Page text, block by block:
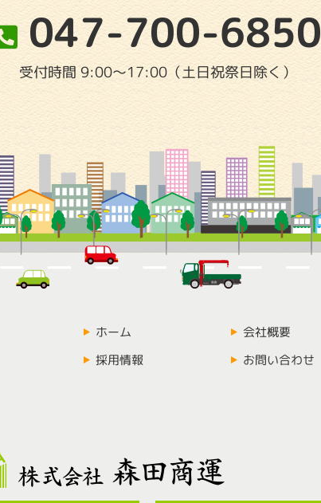
047-700-6850
受付時間 9:00〜17:00（土日祝祭日除く）
ホーム 会社概要
採用情報
お問い合わせ